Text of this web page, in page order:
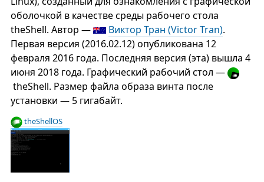
оболочкой в качестве среды рабочего стола
theShell. Автор —
Виктор Тран (Victor Tran).
Первая версия (2016.02.12) опубликована 12
февраля 2016 года. Последняя версия (эта) вышла 4
июня 2018 года. Графический рабочий стол —
theShell. Размер файла образа винта после
установки — 5 гигабайт.
theShellOS